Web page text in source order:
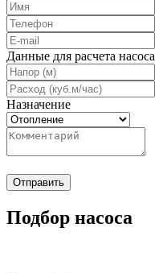
Данные для расчета насоса
Назначение
Отправить
Подбор насоса